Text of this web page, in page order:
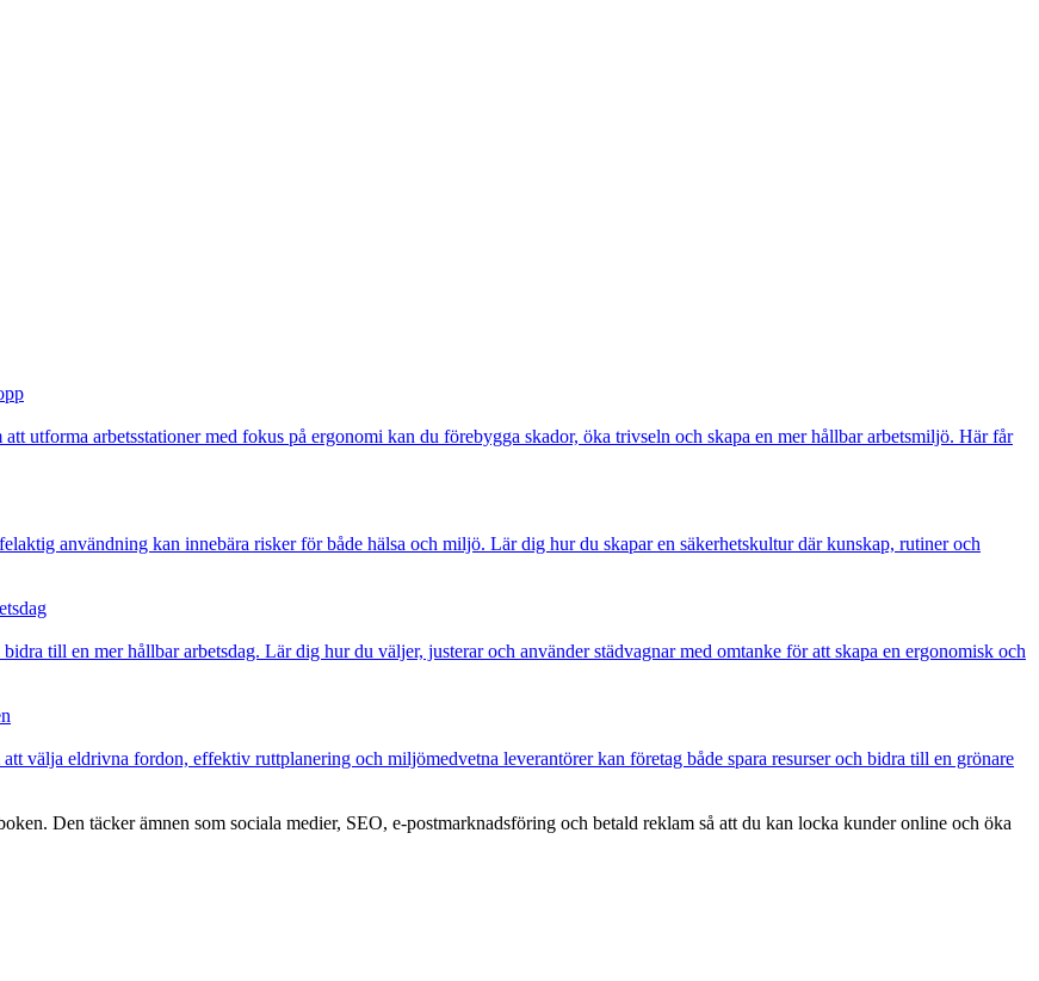
utforma arbetsstationer med fokus på ergonomi kan du förebygga skador, öka trivseln och skapa en mer hållbar arbetsmiljö. Här får
användning kan innebära risker för både hälsa och miljö. Lär dig hur du skapar en säkerhetskultur där kunskap, rutiner och
till en mer hållbar arbetsdag. Lär dig hur du väljer, justerar och använder städvagnar med omtanke för att skapa en ergonomisk och
välja eldrivna fordon, effektiv ruttplanering och miljömedvetna leverantörer kan företag både spara resurser och bidra till en grönare
Den täcker ämnen som sociala medier, SEO, e-postmarknadsföring och betald reklam så att du kan locka kunder online och öka